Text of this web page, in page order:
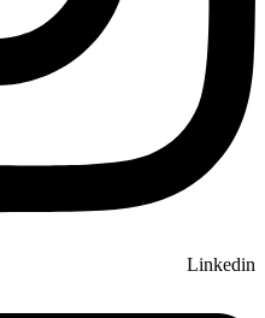
Linkedin